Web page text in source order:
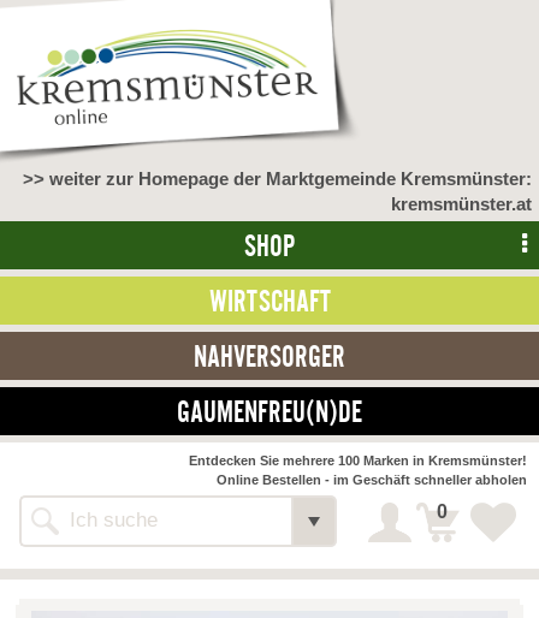
>> weiter zur Homepage der Marktgemeinde Kremsmünster:
kremsmünster.at
SHOP
WIRTSCHAFT
NAHVERSORGER
GAUMENFREU(N)DE
Alle Webseiten
Entdecken Sie mehrere 100 Marken in Kremsmünster!
Online Bestellen - im Geschäft schneller abholen
0
NAHVERSORGER
>> Bauernmarkt << Detail
Bäckerei-Konditorei-Café